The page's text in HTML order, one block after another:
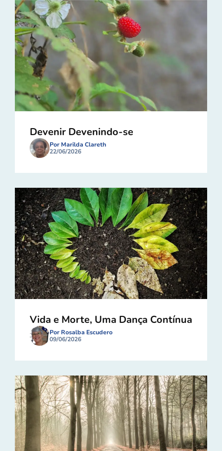
Devenir Devenindo-se
Por Marilda Clareth
22/06/2026
Vida e Morte, Uma Dança Contínua
Por Rosalba Escudero
09/06/2026